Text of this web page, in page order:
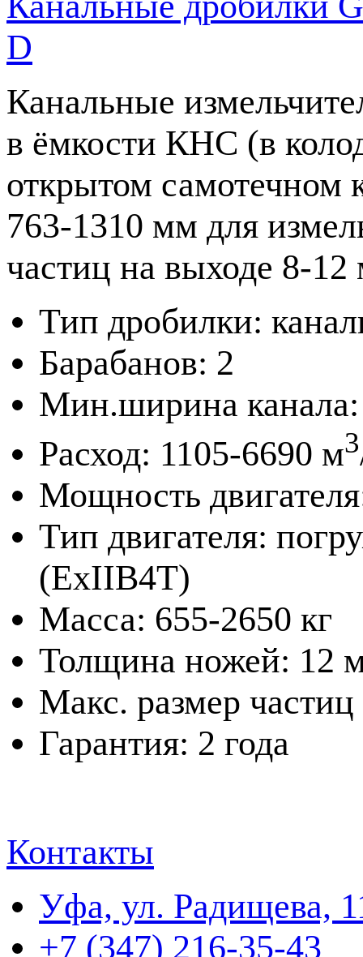
D
Канальные
в ёмкости КНС (в
открытом самотечном
763-1310 мм для
частиц на выходе 8-
Тип дробилки:
Барабанов: 2
Мин.ширина
Расход: 1105-6690 м3
Мощность
Тип двигателя:
(ExIIB4T)
Масса: 655-2650 кг
Толщина ножей: 12
Макс. размер
Гарантия: 2 года
Контакты
Уфа, ул. Радищева,
+7 (347) 216-35-43